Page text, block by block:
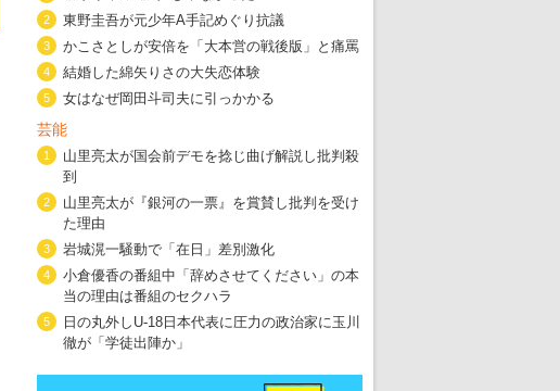
2 東野圭吾が元少年A手記めぐり抗議
3 かこさとしが安倍を「大本営の戦後版」と痛罵
4 結婚した綿矢りさの大失恋体験
5 女はなぜ岡田斗司夫に引っかかる
芸能
1
山里亮太が国会前デモを捻じ曲げ解説し批判殺
到
2
山里亮太が『銀河の一票』を賞賛し批判を受け
た理由
3 岩城滉一騒動で「在日」差別激化
4
小倉優香の番組中「辞めさせてください」の本
当の理由は番組のセクハラ
5
日の丸外しU-18日本代表に圧力の政治家に玉川
徹が「学徒出陣か」